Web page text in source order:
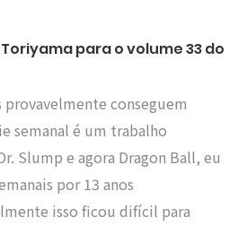
para o volume 33 do
provavelmente conseguem
semanal é um trabalho
Slump e agora Dragon Ball, eu
por 13 anos
isso ficou difícil para